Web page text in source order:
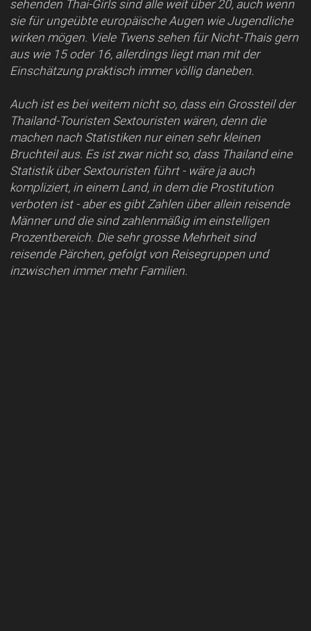
sehenden Thai-Girls sind alle weit über 20, auch wenn
sie für ungeübte europäische Augen wie Jugendliche
wirken mögen. Viele Twens sehen für Nicht-Thais gern
aus wie 15 oder 16, allerdings liegt man mit der
Einschätzung praktisch immer völlig daneben.
Auch ist es bei weitem nicht so, dass ein Grossteil der
Thailand-Touristen Sextouristen wären, denn die
machen nach Statistiken nur einen sehr kleinen
Bruchteil aus. Es ist zwar nicht so, dass Thailand eine
Statistik über Sextouristen führt - wäre ja auch
kompliziert, in einem Land, in dem die Prostitution
verboten ist - aber es gibt Zahlen über allein reisende
Männer und die sind zahlenmäßig im einstelligen
Prozentbereich. Die sehr grosse Mehrheit sind
reisende Pärchen, gefolgt von Reisegruppen und
inzwischen immer mehr Familien.